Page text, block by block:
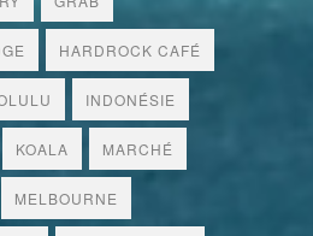
HARDROCK CAFÉ
INDONÉSIE
KOALA MARCHÉ
MELBOURNE